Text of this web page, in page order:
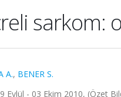
sarkom:
A., BENER S.
Eylül - 03 Ekim 2010, (Özet